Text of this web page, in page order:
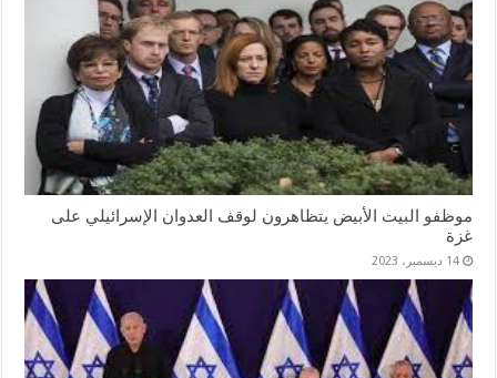
موظفو البيت الأبيض يتظاهرون لوقف العدوان الإسرائيلي على
غزة
14 ديسمبر، 2023